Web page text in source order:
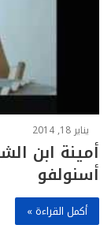
يناير 18, 2014
أمينة ابن
أسنولفو
أكمل القراءة »